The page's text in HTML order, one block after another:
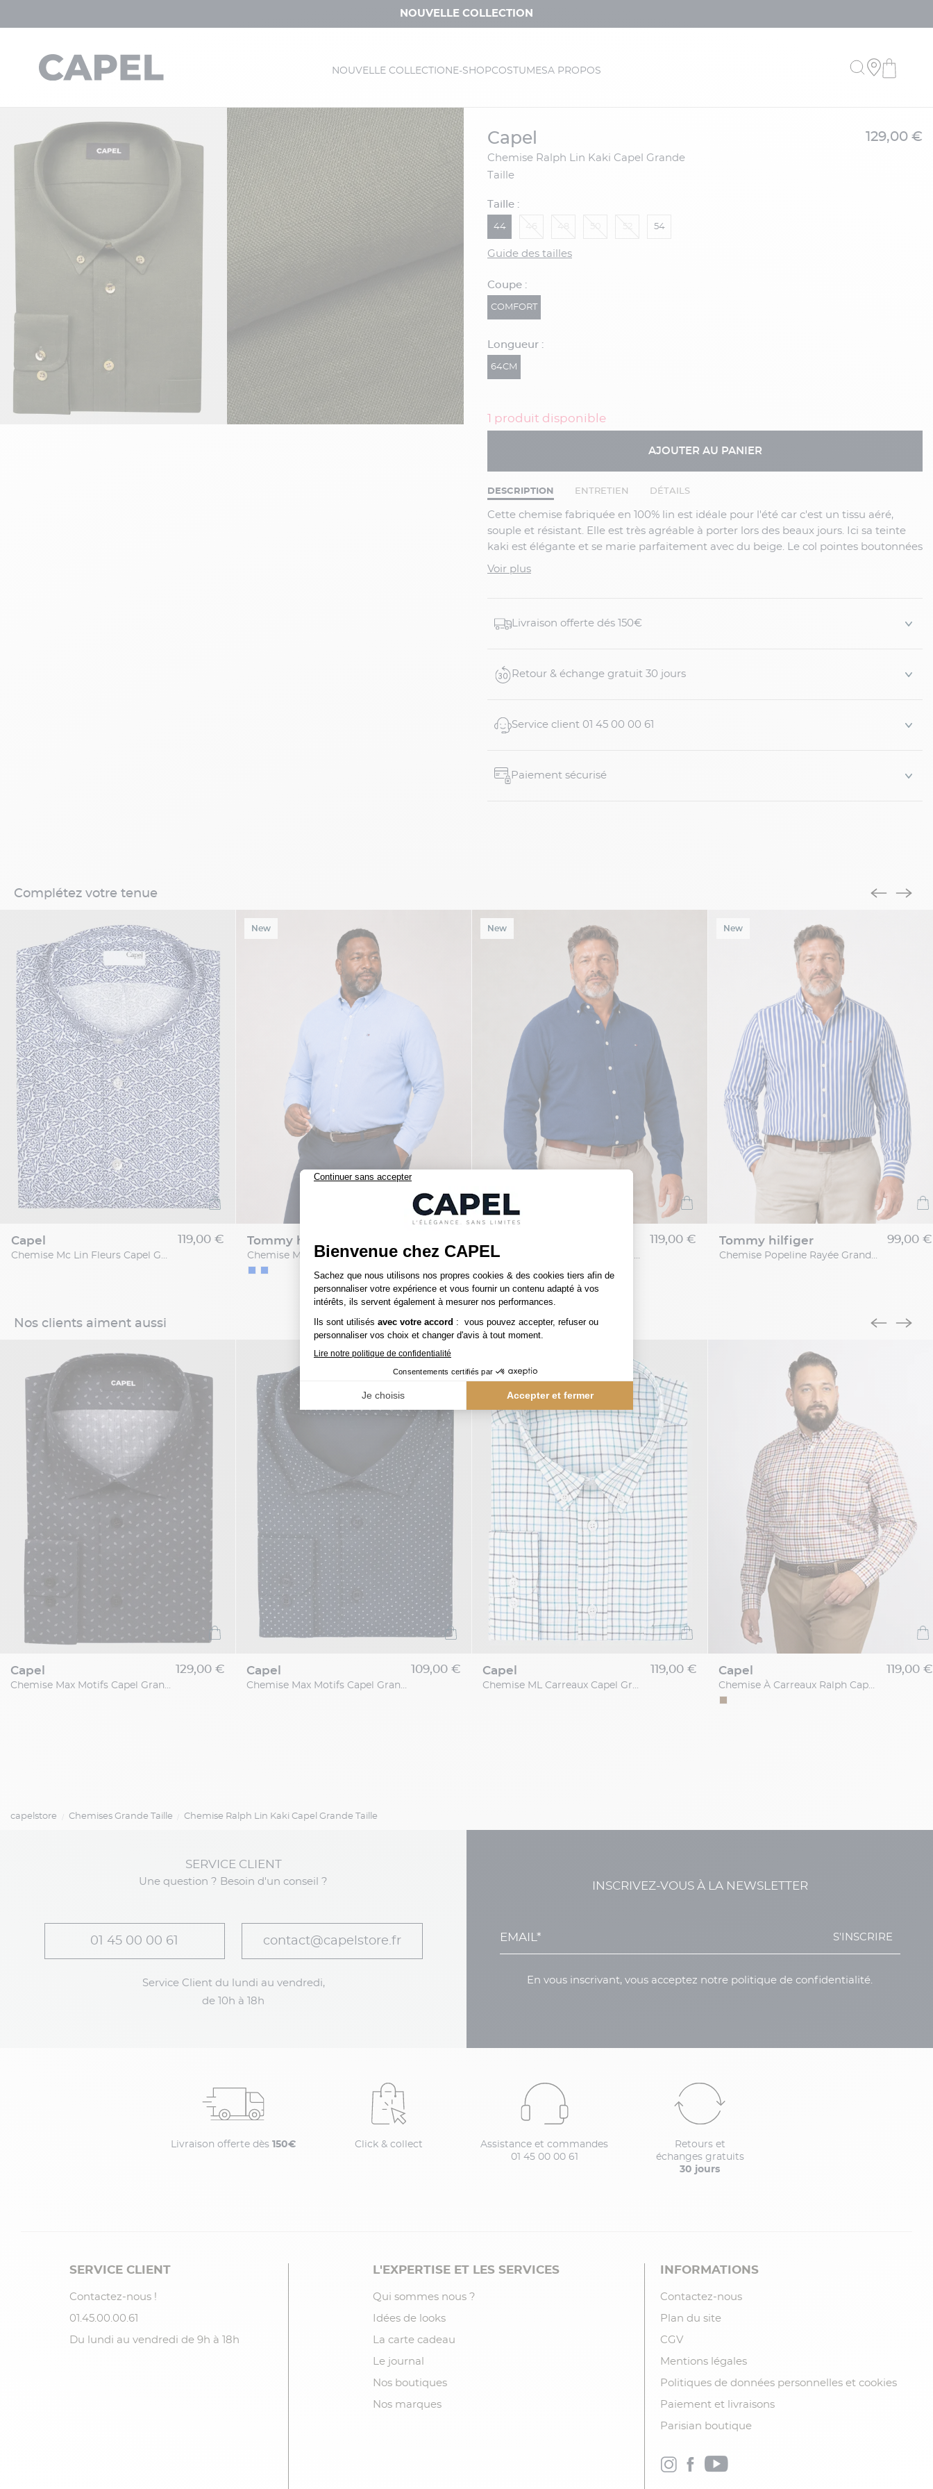
NOUVELLE COLLECTION
NOUVELLE COLLECTION E-SHOPCOSTUMESA PROPOS
capel
Chemise Ralph Lin Kaki Capel Grande
Taille
129,00 €
Taille :
44 54
Guide des tailles
Coupe :
COMFORT
Longueur :
64CM
1 produit disponible
AJOUTER AU PANIER
DESCRIPTION ENTRETIEN DÉTAILS
Cette chemise fabriquée en 100% lin est idéale pour l'été car c'est un tissu aéré,
souple et résistant. Elle est très agréable à porter lors des beaux jours. Ici sa teinte
kaki est élégante et se marie parfaitement avec du beige. Le col pointes boutonnées
lui confère un esprit casual chic et contemporain.
Caractéristiques :
- Modèle Ralph
- Col pointes boutonnées
Voir plus
Livraison offerte dés 150€
Retour & échange gratuit 30 jours
Service client 01 45 00 00 61
Paiement sécurisé
Complétez votre tenue
capel
Chemise Mc Lin Fleurs Capel Grande Taille
119,00 €
New
tommy hilfiger
Chemise Maille Piquée Grande Taille Ciel
New
Chemise Maille Piquée Grande Taille Bleue
119,00 €
New
tommy hilfiger
Chemise Popeline Rayée Grande Taille Bleue et Blanche
99,00 €
Nos clients aiment aussi
capel
Chemise Max Motifs Capel Grande Taille
129,00 € capel
Chemise Max Motifs Capel Grande Taille
109,00 € capel
Chemise ML Carreaux Capel Grande Taille
119,00 € capel
Chemise À Carreaux Ralph Capel Grande Taille
119,00 €
capelstore Chemises Grande Taille Chemise Ralph Lin Kaki Capel Grande Taille
SERVICE CLIENT
Une question ? Besoin d'un conseil ?
01 45 00 00 61 contact@capelstore.fr
Service Client du lundi au vendredi,
de 10h à 18h
INSCRIVEZ-VOUS À LA NEWSLETTER
S'INSCRIRE
En vous inscrivant, vous acceptez notre politique de confidentialité.
Livraison offerte dès 150€ Click & collect
Assistance et commandes
01 45 00 00 61
Retours et
échanges gratuits
30 jours
SERVICE CLIENT
Contactez-nous !
01.45.00.00.61
Du lundi au vendredi de 9h à 18h
L'EXPERTISE ET LES SERVICES
Qui sommes nous ?
Idées de looks
La carte cadeau
Le journal
Nos boutiques
Nos marques
INFORMATIONS
Contactez-nous
Plan du site
CGV
Mentions légales
Politiques de données personnelles et cookies
Paiement et livraisons
Parisian boutique